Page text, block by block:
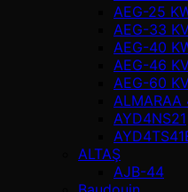
AEG-25
AEG-33
AEG-40
AEG-46
AEG-60
ALMARAA
AYD4NS21
ALTAŞ
AJB-44